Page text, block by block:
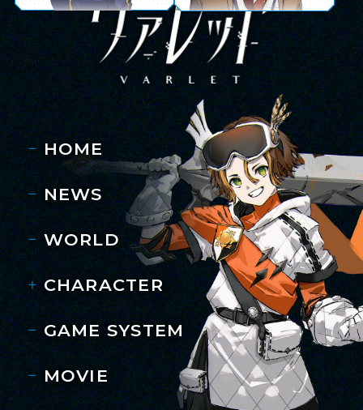
HOME
NEWS
WORLD
CHARACTER
GAME SYSTEM
MOVIE